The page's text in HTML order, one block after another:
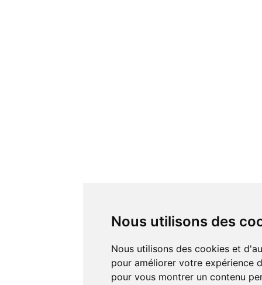
Nous utilisons des
Nous utilisons des cookies et d'autres technologies de suivi
pour améliorer votre expérience
pour vous montrer un contenu